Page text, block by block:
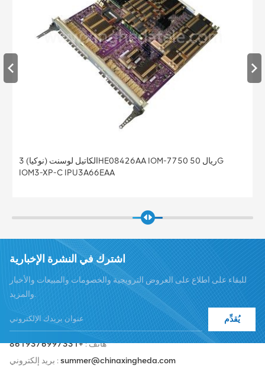
الكاتيل 3HE08428 SFM-7750 ريال SFM5-12 الكاتيل
3HE08428AA
اشترك في النشرة الإخبارية
للبقاء على اطلاع على العروض الترويجية والخصومات والمبيعات والأخبار
والمزيد.
يُقدِّم
هاتف :+8619376997331
بريد إلكتروني :summer@chinaxingheda.com